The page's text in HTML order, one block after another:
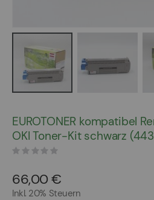
der
Bildergalerie
springen
EUROTONER kompatibel
OKI Toner-Kit schwarz
66,00 €
Inkl. 20% Steuern